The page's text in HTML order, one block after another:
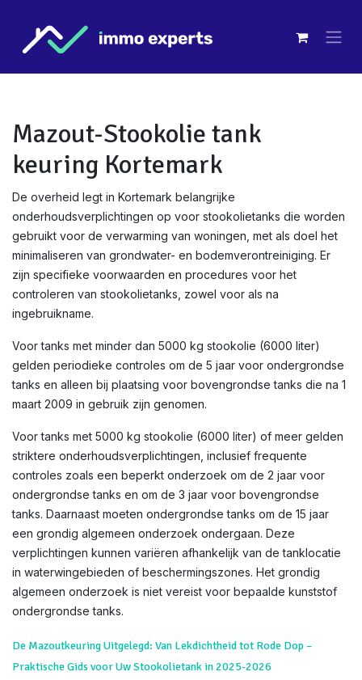
Mazout-Stookolie tank
keuring Kortemark
De overheid legt in Kortemark belangrijke
onderhoudsverplichtingen op voor stookolietanks die worden
gebruikt voor de verwarming van woningen, met als doel het
minimaliseren van grondwater- en bodemverontreiniging. Er
zijn specifieke voorwaarden en procedures voor het
controleren van stookolietanks, zowel voor als na
ingebruikname.
Voor tanks met minder dan 5000 kg stookolie (6000 liter)
gelden periodieke controles om de 5 jaar voor ondergrondse
tanks en alleen bij plaatsing voor bovengrondse tanks die na 1
maart 2009 in gebruik zijn genomen.
Voor tanks met 5000 kg stookolie (6000 liter) of meer gelden
striktere onderhoudsverplichtingen, inclusief frequente
controles zoals een beperkt onderzoek om de 2 jaar voor
ondergrondse tanks en om de 3 jaar voor bovengrondse
tanks. Daarnaast moeten ondergrondse tanks om de 15 jaar
een grondig algemeen onderzoek ondergaan. Deze
verplichtingen kunnen variëren afhankelijk van de tanklocatie
in waterwingebieden of beschermingszones. Het grondig
algemeen onderzoek is niet vereist voor bepaalde kunststof
ondergrondse tanks.
De Mazoutkeuring Uitgelegd: Van Lekdichtheid tot Rode Dop –
Praktische Gids voor Uw Stookolietank in 2025-2026